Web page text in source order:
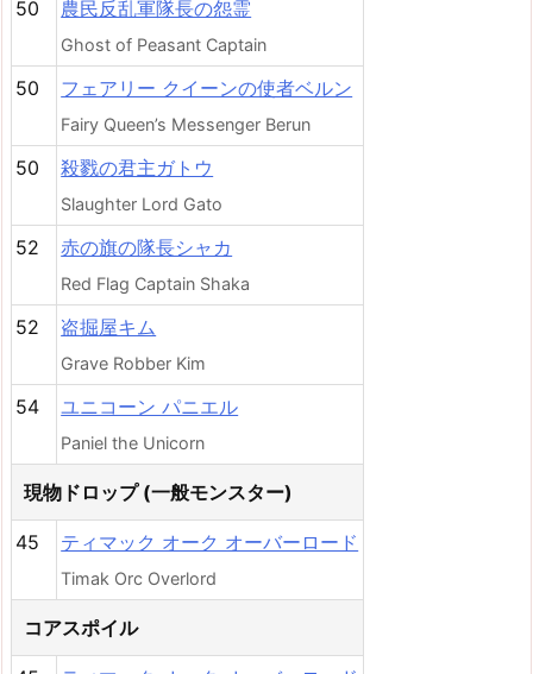
50 農民反乱軍隊長の怨霊
Ghost of Peasant Captain
50 フェアリー クイーンの使者ベルン
Fairy Queen’s Messenger Berun
50 殺戮の君主ガトウ
Slaughter Lord Gato
52 赤の旗の隊長シャカ
Red Flag Captain Shaka
52 盗掘屋キム
Grave Robber Kim
54 ユニコーン パニエル
Paniel the Unicorn
現物ドロップ (一般モンスター)
45 ティマック オーク オーバーロード
Timak Orc Overlord
コアスポイル